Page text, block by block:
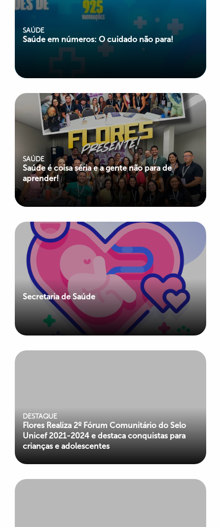
SAÚDE
Saúde em números: O cuidado não para!
SAÚDE
Saúde é coisa séria e a gente não para de
aprender!
Secretaria de Saúde
DESTAQUE
Flores Realiza 2º Fórum Comunitário do Selo
Unicef 2021-2024 e destaca conquistas para
crianças e adolescentes